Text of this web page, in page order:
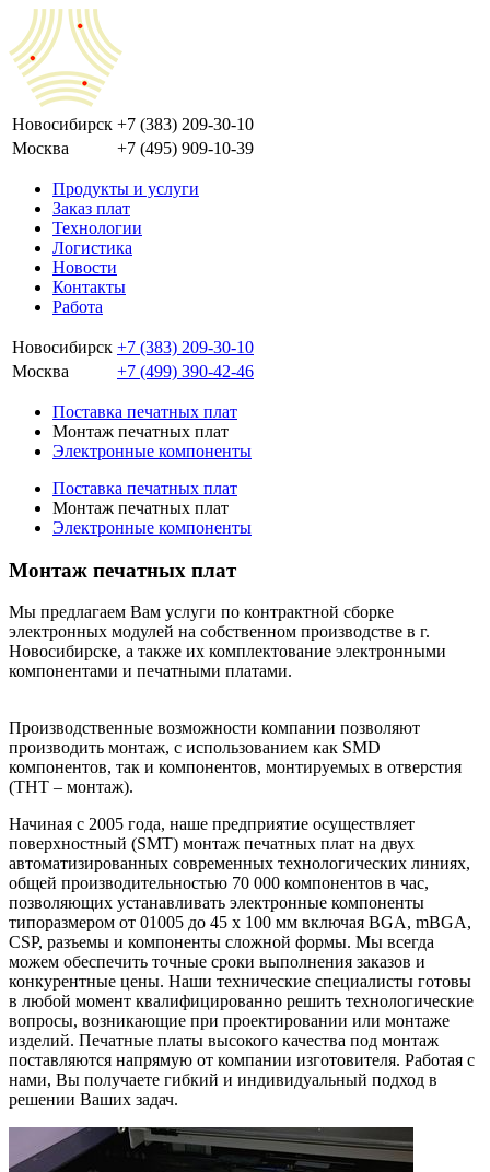
Новосибирск +7 (383) 209-30-10
Москва
+7 (495) 909-10-39
Продукты и услуги
Заказ плат
Технологии
Логистика
Новости
Контакты
Работа
Новосибирск +7 (383) 209-30-10
Москва
+7 (499) 390-42-46
Поставка печатных плат
Монтаж печатных плат
Электронные компоненты
Поставка печатных плат
Монтаж печатных плат
Электронные компоненты
Монтаж печатных плат
Мы предлагаем Вам услуги по контрактной сборке
электронных модулей на собственном производстве в г.
Новосибирске, а также их комплектование электронными
компонентами и печатными платами.
Производственные возможности компании позволяют
производить монтаж, с использованием как SMD
компонентов, так и компонентов, монтируемых в отверстия
(THT – монтаж).
Начиная с 2005 года, наше предприятие осуществляет
поверхностный (SMT) монтаж печатных плат на двух
автоматизированных современных технологических линиях,
общей производительностью 70 000 компонентов в час,
позволяющих устанавливать электронные компоненты
типоразмером от 01005 до 45 х 100 мм включая BGA, mBGA,
CSP, разъемы и компоненты сложной формы. Мы всегда
можем обеспечить точные сроки выполнения заказов и
конкурентные цены. Наши технические специалисты готовы
в любой момент квалифицированно решить технологические
вопросы, возникающие при проектировании или монтаже
изделий. Печатные платы высокого качества под монтаж
поставляются напрямую от компании изготовителя. Работая с
нами, Вы получаете гибкий и индивидуальный подход в
решении Ваших задач.